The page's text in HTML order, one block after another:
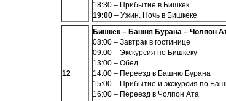
18:30 – Прибытие в Бишкек
19:00 – Ужин. Ночь в Бишкеке
12
Бишкек – Башня Бурана – Чолпон
08:00 – Завтрак в гостинице
09:00 – Экскурсия по Бишкеку
13:00 – Обед
14:00 – Переезд в Башню Бурана
15:00 – Прибытие и экскурсия по
16:00 – Переезд в Чолпон Ата